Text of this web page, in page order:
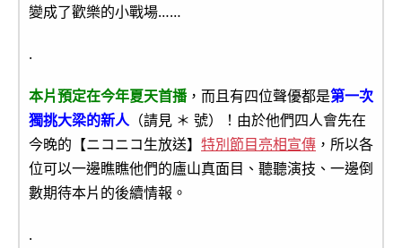
變成了歡樂的小戰場……
.
本片預定在今年夏天首播 ，而且有四位聲優都是第一次
獨挑大梁的新人（請見 ＊ 號）！由於他們四人會先在
今晚的【ニコニコ生放送】 特別節目亮相宣傳 ，所以各
位可以一邊瞧瞧他們的廬山真面目、聽聽演技、一邊倒
數期待本片的後續情報。
.